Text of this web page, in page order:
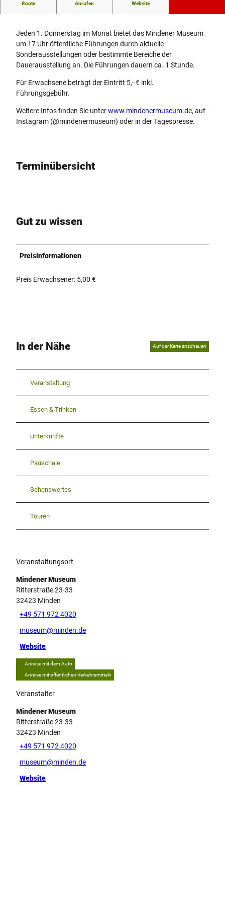
Route Anrufen Website
Jeden 1. Donnerstag im Monat bietet das Mindener Museum
um 17 Uhr öffentliche Führungen durch aktuelle
Sonderausstellungen oder bestimmte Bereiche der
Dauerausstellung an. Die Führungen dauern ca. 1 Stunde.
Für Erwachsene beträgt der Eintritt 5,- € inkl.
Führungsgebühr.
Weitere Infos finden Sie unterwww.mindenermuseum.de, auf
Instagram (@mindenermuseum) oder in der Tagespresse.
Terminübersicht
Gut zu wissen
Preisinformationen
Preis Erwachsener: 5,00 €
In der Nähe Auf der Karte anschauen
Veranstaltung
Essen & Trinken
Unterkünfte
Pauschale
Sehenswertes
Touren
Veranstaltungsort
Mindener Museum
Ritterstraße 23-33
32423 Minden
+49 571 972 4020
museum@minden.de
Website
Anreise mit dem Auto
Anreise mit öffentlichen Verkehrsmitteln
Veranstalter
Mindener Museum
Ritterstraße 23-33
32423 Minden
+49 571 972 4020
museum@minden.de
Website